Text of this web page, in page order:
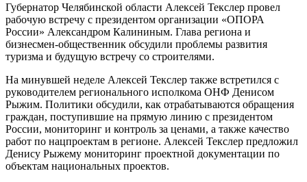
Губернатор Челябинской области Алексей Текслер провел
рабочую встречу с президентом организации «ОПОРА
России» Александром Калининым. Глава региона и
бизнесмен-общественник обсудили проблемы развития
туризма и будущую встречу со строителями.
На минувшей неделе Алексей Текслер также встретился с
руководителем регионального исполкома ОНФ Денисом
Рыжим. Политики обсудили, как отрабатываются обращения
граждан, поступившие на прямую линию с президентом
России, мониторинг и контроль за ценами, а также качество
работ по нацпроектам в регионе. Алексей Текслер предложил
Денису Рыжему мониторинг проектной документации по
объектам национальных проектов.